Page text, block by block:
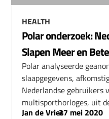
HEALTH
Polar onderzoek:
Slapen Meer en
Polar analyseerde
slaapgegevens,
Nederlandse gebruikers
multisporthorloges, uit
Jan de Vries
–
27 mei 2020